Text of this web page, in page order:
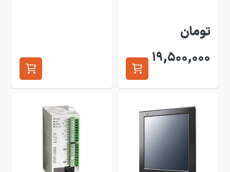
تومان
19,500,000